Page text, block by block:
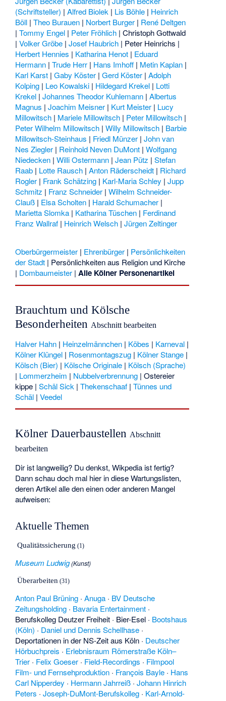
(Schriftsteller) |Alfred Biolek | Lis Böhle | Heinrich
Böll |Theo Burauen | Norbert Burger | René Deltgen
|Tommy Engel | Peter Fröhlich |Christoph Gottwald
|Volker Gröbe |Josef Haubrich | Peter Heinrichs |
Herbert Hennies | Katharina Henot | Eduard
Hermann |Trude Herr | Hans Imhoff | Metin Kaplan |
Karl Karst |Gaby Köster |Gerd Köster |Adolph
Kolping | Leo Kowalski | Hildegard Krekel | Lotti
Krekel |Johannes Theodor Kuhlemann |Albertus
Magnus |Joachim Meisner | Kurt Meister | Lucy
Millowitsch | Mariele Millowitsch | Peter Millowitsch |
Peter Wilhelm Millowitsch |Willy Millowitsch | Barbie
Millowitsch-Steinhaus | Friedl Münzer |John van
Nes Ziegler | Reinhold Neven DuMont |Wolfgang
Niedecken |Willi Ostermann |Jean Pütz |Stefan
Raab | Lotte Rausch |Anton Räderscheidt | Richard
Rogler | Frank Schätzing | Karl-Maria Schley |Jupp
Schmitz | Franz Schneider |Wilhelm Schneider-
Clauß | Elsa Scholten | Harald Schumacher |
Marietta Slomka | Katharina Tüschen | Ferdinand
Franz Wallraf | Heinrich Welsch |Jürgen Zeltinger
Oberbürgermeister | Ehrenbürger | Persönlichkeiten
der Stadt | Persönlichkeiten aus Religion und Kirche
| Dombaumeister | Alle Kölner Personenartikel
Brauchtum und Kölsche
BesonderheitenAbschnitt bearbeiten
Halver Hahn | Heinzelmännchen | Köbes | Karneval |
Kölner Klüngel | Rosenmontagszug | Kölner Stange |
Kölsch (Bier) | Kölsche Originale | Kölsch (Sprache)
| Lommerzheim | Nubbelverbrennung |Ostereier
kippe |Schäl Sick |Thekenschaaf |Tünnes und
Schäl |Veedel
Kölner DauerbaustellenAbschnitt
bearbeiten
Dir ist langweilig? Du denkst, Wikpedia ist fertig?
Dann schau doch mal hier in diese Wartungslisten,
deren Artikel alle den einen oder anderen Mangel
aufweisen:
Aktuelle Themen
Qualitätssicherung (1)
Museum Ludwig(Kunst)
Überarbeiten (31)
Anton Paul Brüning ·Anuga · BV Deutsche
Zeitungsholding · Bavaria Entertainment ·
Berufskolleg Deutzer Freiheit · Bier-Esel · Bootshaus
(Köln) · Daniel und Dennis Schellhase ·
Deportationen in der NS-Zeit aus Köln · Deutscher
Hörbuchpreis · Erlebnisraum Römerstraße Köln–
Trier · Felix Goeser · Field-Recordings · Filmpool
Film- und Fernsehproduktion · François Bayle · Hans
Carl Nipperdey · Hermann Jahrreiß ·Johann Hinrich
Peters ·Joseph-DuMont-Berufskolleg · Karl-Arnold-